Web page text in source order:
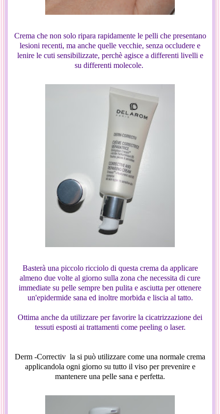
Crema che non solo ripara rapidamente le pelli che presentano
lesioni recenti, ma anche quelle vecchie, senza occludere e
lenire le cuti sensibilizzate, perchè agisce a differenti livelli e
su differenti molecole.
Basterà una piccolo ricciolo di questa crema da applicare
almeno due volte al giorno sulla zona che necessita di cure
immediate su pelle sempre ben pulita e asciutta per ottenere
un'epidermide sana ed inoltre morbida e liscia al tatto.
Ottima anche da utilizzare per favorire la cicatrizzazione dei
tessuti esposti ai trattamenti come peeling o laser.
Derm -Correctiv la si può utilizzare come una normale crema
applicandola ogni giorno su tutto il viso per prevenire e
mantenere una pelle sana e perfetta.